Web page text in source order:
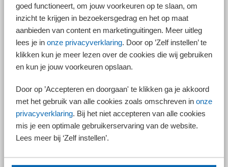
goed functioneert, om jouw voorkeuren op te slaan, om
inzicht te krijgen in bezoekersgedrag en het op maat
aanbieden van content en marketinguitingen. Meer uitleg
lees je in onze privacyverklaring. Door op ’Zelf instellen’ te
klikken kun je meer lezen over de cookies die wij gebruiken
en kun je jouw voorkeuren opslaan.
Door op ’Accepteren en doorgaan' te klikken ga je akkoord
met het gebruik van alle cookies zoals omschreven in onze
privacyverklaring. Bij het niet accepteren van alle cookies
mis je een optimale gebruikerservaring van de website.
Lees meer bij ‘Zelf instellen’.
wil zeggen binnen zes weken na dagtekening van de aanslag, bezwaar
maakt tegen de belastingrente. U kunt nu dus niet achteroverleunen en
de uitspraak van de Hoge Raad afwachten, maar u moet bij een aanslag
met belastingrente wel in actie komen.
Let op!
vóór 7 februari 2025 uitspraak op dit bezwaar? Dan valt
u niet onder het massaal bezwaar. U moet dan in
Zijn in uw bezwaar ook nog andere bezwaren opgenomen dan de